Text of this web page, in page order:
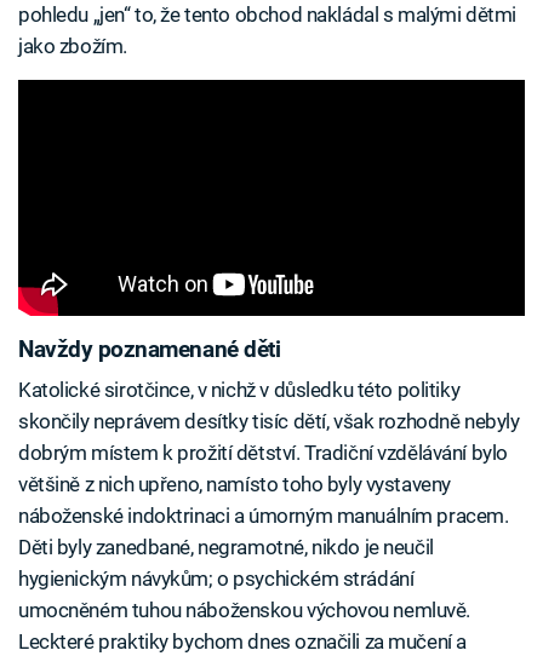
pohledu „jen“ to, že tento obchod nakládal s malými dětmi
jako zbožím.
Navždy poznamenané děti
Katolické sirotčince, v nichž v důsledku této politiky
skončily neprávem desítky tisíc dětí, však rozhodně nebyly
dobrým místem k prožití dětství. Tradiční vzdělávání bylo
většině z nich upřeno, namísto toho byly vystaveny
náboženské indoktrinaci a úmorným manuálním pracem.
Děti byly zanedbané, negramotné, nikdo je neučil
hygienickým návykům; o psychickém strádání
umocněném tuhou náboženskou výchovou nemluvě.
Leckteré praktiky bychom dnes označili za mučení a